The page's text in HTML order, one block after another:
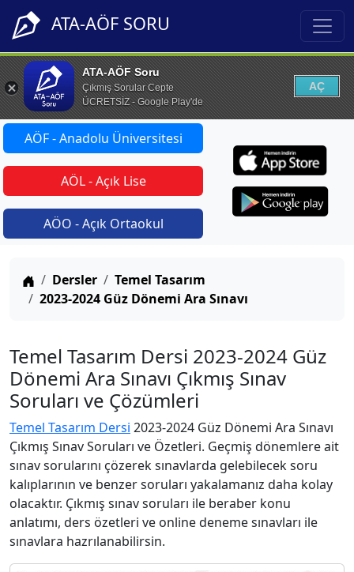
ATA-AÖF SORU
ATA-AÖF Soru
Çıkmış Sorular Cepte
ÜCRETSİZ - Google Play'de
AÇ
AÖF - Anadolu Üniversitesi
AÖL - Açık Lise
AÖO - Açık Ortaokul
Anasayfa
Dersler
Temel Tasarım
2023-2024 Güz Dönemi Ara Sınavı
Temel Tasarım Dersi 2023-2024 Güz
Dönemi Ara Sınavı Çıkmış Sınav
Soruları ve Çözümleri
Temel Tasarım Dersi 2023-2024 Güz Dönemi Ara Sınavı
Çıkmış Sınav Soruları ve Özetleri. Geçmiş dönemlere ait
sınav sorularını çözerek sınavlarda gelebilecek soru
kalıplarının ve benzer soruları yakalamanız daha kolay
olacaktır. Çıkmış sınav soruları ile beraber konu
anlatımı, ders özetleri ve online deneme sınavları ile
sınavlara hazrılanabilirsin.